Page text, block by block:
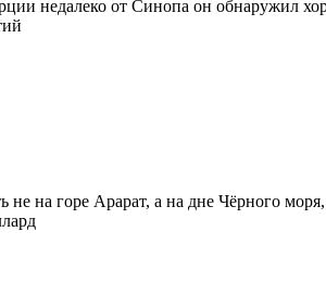
недалеко от Синопа он обнаружил
не на горе Арарат, а на дне Чёрного